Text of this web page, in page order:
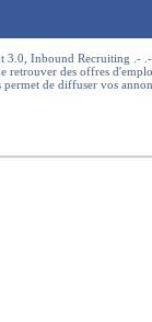
3.0, Inbound Recruiting .-
retrouver des offres
de diffuser vos